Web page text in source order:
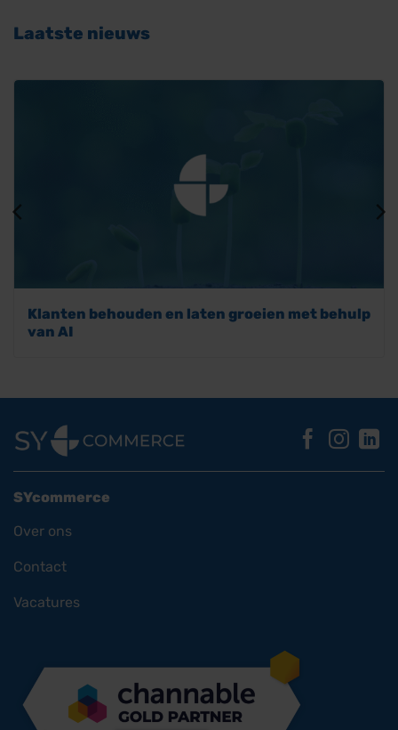
Laatste nieuws
Klanten behouden en laten groeien met behulp
van AI
SYcommerce
Over ons
Contact
Vacatures